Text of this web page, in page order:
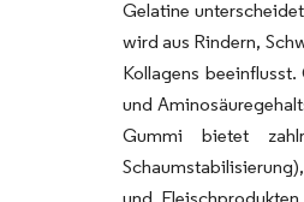
Gelatine
wird aus Rindern,
Kollagens
und
Gummi bietet